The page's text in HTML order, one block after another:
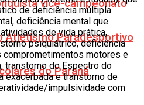
vice-campeonato
Atletismo Paradesportivo
do Paraná
de deficiência múltipla
deficiência mental que
de vida prática,
psiquiátrico, deficiência
motores e
transtorno do Espectro do
exacerbada e transtorno de
impulsividade com